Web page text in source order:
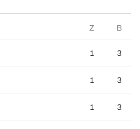
Z B
1 3
1 3
1 3